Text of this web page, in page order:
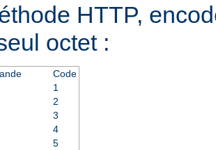
HTTP,
octet :
Code
1
2
3
4
5